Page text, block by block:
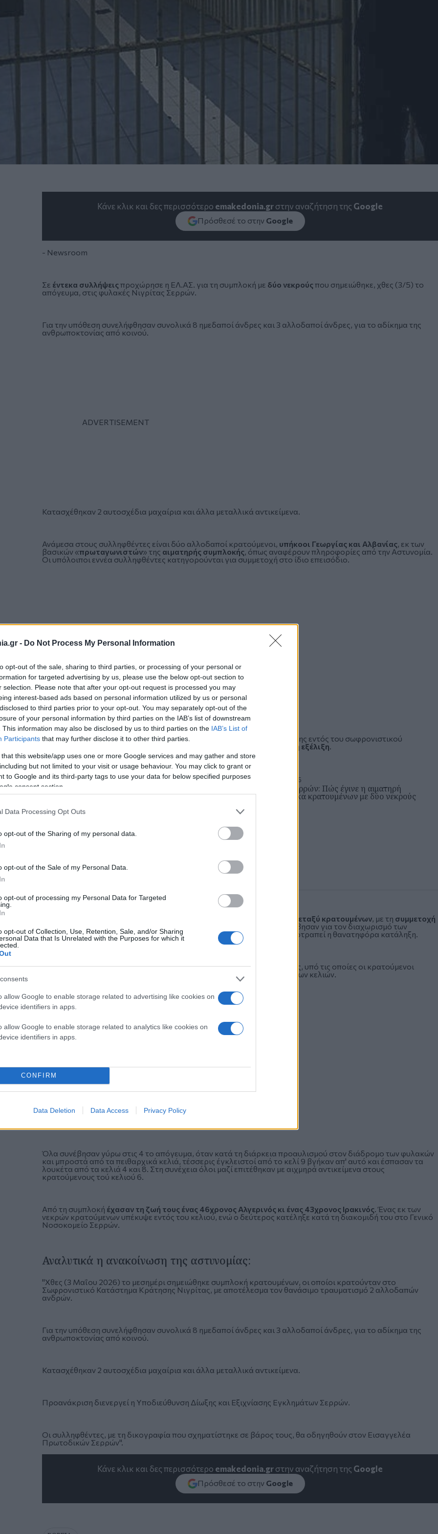
- Do Not Process My Personal Information
opt-out of the sale, sharing to third parties, or processing of your personal or
for targeted advertising by us, please use the below opt-out section to
selection. Please note that after your opt-out request is processed you may
interest-based ads based on personal information utilized by us or personal
to third parties prior to your opt-out. You may separately opt-out of the
of your personal information by third parties on the IAB’s list of downstream
This information may also be disclosed by us to third parties on the IAB’s List of
Participants that may further disclose it to other third parties.
that this website/app uses one or more Google services and may gather and store
but not limited to your visit or usage behaviour. You may click to grant or
to Google and its third-party tags to use your data for below specified purposes
consent section.
Data Processing Opt Outs
opt-out of the Sharing of my personal data.
opt-out of the Sale of my Personal Data.
opt-out of processing my Personal Data for Targeted
opt-out of Collection, Use, Retention, Sale, and/or Sharing
Data that Is Unrelated with the Purposes for which it
allow Google to enable storage related to advertising like cookies on
identifiers in apps.
allow Google to enable storage related to analytics like cookies on
identifiers in apps.
CONFIRM
Data Deletion Data Access Privacy Policy
Κάνε κλικ και δες περισσότερο emakedonia.grστην αναζήτηση της Google
Πρόσθεσέ το στην Google
- Newsroom
Σε έντεκα συλλήψειςπροχώρησε η ΕΛ.ΑΣ. για τη συμπλοκή με δύο νεκρούςπου σημειώθηκε, χθες (3/5) το
απόγευμα, στις φυλακές Νιγρίτας Σερρών
Για την υπόθεση συνελήφθησαν συνολικά 8 ημεδαποί άνδρες και 3 αλλοδαποί άνδρες, για το αδίκημα της
ανθρωποκτονίας από κοινού.
Κατασχέθηκαν 2 αυτοσχέδια μαχαίρια και άλλα μεταλλικά αντικείμενα.
Ανάμεσα στους συλληφθέντες είναι δύο αλλοδαποί κρατούμενοι, υπήκοοι Γεωργίας και Αλβανίας , εκ των
βασικών «πρωταγωνιστών» της αιματηρής συμπλοκής , όπως αναφέρουν πληροφορίες από την Αστυνομία.
Οι υπόλοιποι εννέα συλληφθέντες κατηγορούνται για συμμετοχή στο ίδιο επεισόδιο.
Οι συλλήψεις πραγματοποιήθηκαν στο πλαίσιο αστυνομικής επιχείρησης εντός του σωφρονιστικού
βρίσκεται σε πλήρη εξέλιξη
Κυριακή 03 Μαΐ 2026, 19:16
Φυλακές Νιγρίτας Σερρών: Πώς έγινε η αιματηρή
συμπλοκή μεταξύ δέκα κρατουμένων με δύο νεκρούς
ΒΟΡΕΙΑ ΕΛΛΑΔΑ
ξεκαθάρισμα λογαριασμών μεταξύ κρατουμένων, με τη συμμετοχή
. Οι σωφρονιστικοί υπάλληλοι επενέβησαν για τον διαχωρισμό των
εμπλεκομένων και την παροχή πρώτων βοηθειών, χωρίς ωστόσο να αποτραπεί η θανατηφόρα κατάληξη.
Για το ίδιο συμβάν διατάχθηκε πειθαρχική έρευνα ως προς τις συνθήκες, υπό τις οποίες οι κρατούμενοι
απέκτησαν αυτοσχέδια αιχμηρά αντικείμενα και έσπασαν τα λουκέτα των κελιών.
Όλα συνέβησαν γύρω στις 4 το απόγευμα, όταν κατά τη διάρκεια προαυλισμού στον διάδρομο των φυλακών
και μπροστά από τα πειθαρχικά κελιά, τέσσερις έγκλειστοί από το κελί 9 βγήκαν απ' αυτό και έσπασαν τα
λουκέτα από τα κελιά 4 και 8. Στη συνέχεια όλοι μαζί επιτέθηκαν με αιχμηρά αντικείμενα στους
κρατούμενους τού κελιού 6.
Από τη συμπλοκή έχασαν τη ζωή τους ένας 46χρονος Αλγερινός κι ένας 43χρονος Ιρακινός. Ένας εκ των
νεκρών κρατούμενων υπέκυψε εντός του κελιού, ενώ ο δεύτερος κατέληξε κατά τη διακομιδή του στο Γενικό
Νοσοκομείο Σερρών.
Αναλυτικά η ανακοίνωση της αστυνομίας:
"Χθες (3 Μαΐου 2026) το μεσημέρι σημειώθηκε συμπλοκή κρατουμένων, οι οποίοι κρατούνταν στο
Σωφρονιστικό Κατάστημα Κράτησης Νιγρίτας, με αποτέλεσμα τον θανάσιμο τραυματισμό 2 αλλοδαπών
ανδρών.
Για την υπόθεση συνελήφθησαν συνολικά 8 ημεδαποί άνδρες και 3 αλλοδαποί άνδρες, για το αδίκημα της
ανθρωποκτονίας από κοινού.
Κατασχέθηκαν 2 αυτοσχέδια μαχαίρια και άλλα μεταλλικά αντικείμενα.
Προανάκριση διενεργεί η Υποδιεύθυνση Δίωξης και Εξιχνίασης Εγκλημάτων Σερρών.
Οι συλληφθέντες, με τη δικογραφία που σχηματίστηκε σε βάρος τους, θα οδηγηθούν στον Εισαγγελέα
Πρωτοδικών Σερρών".
Κάνε κλικ και δες περισσότερο emakedonia.grστην αναζήτηση της Google
Πρόσθεσέ το στην Google